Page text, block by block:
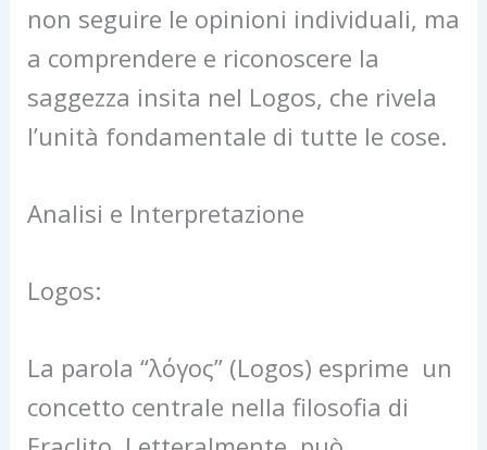
non seguire le opinioni individuali, ma
a comprendere e riconoscere la
saggezza insita nel Logos, che rivela
l’unità fondamentale di tutte le cose.
Analisi e Interpretazione
Logos:
La parola “λόγος” (Logos) esprime un
concetto centrale nella filosofia di